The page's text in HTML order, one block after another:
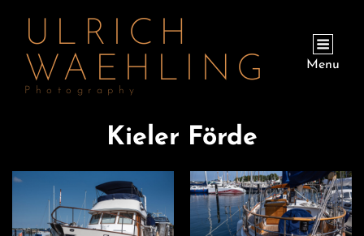
ULRICH
WAEHLING
Photography
Menu
Kieler Förde